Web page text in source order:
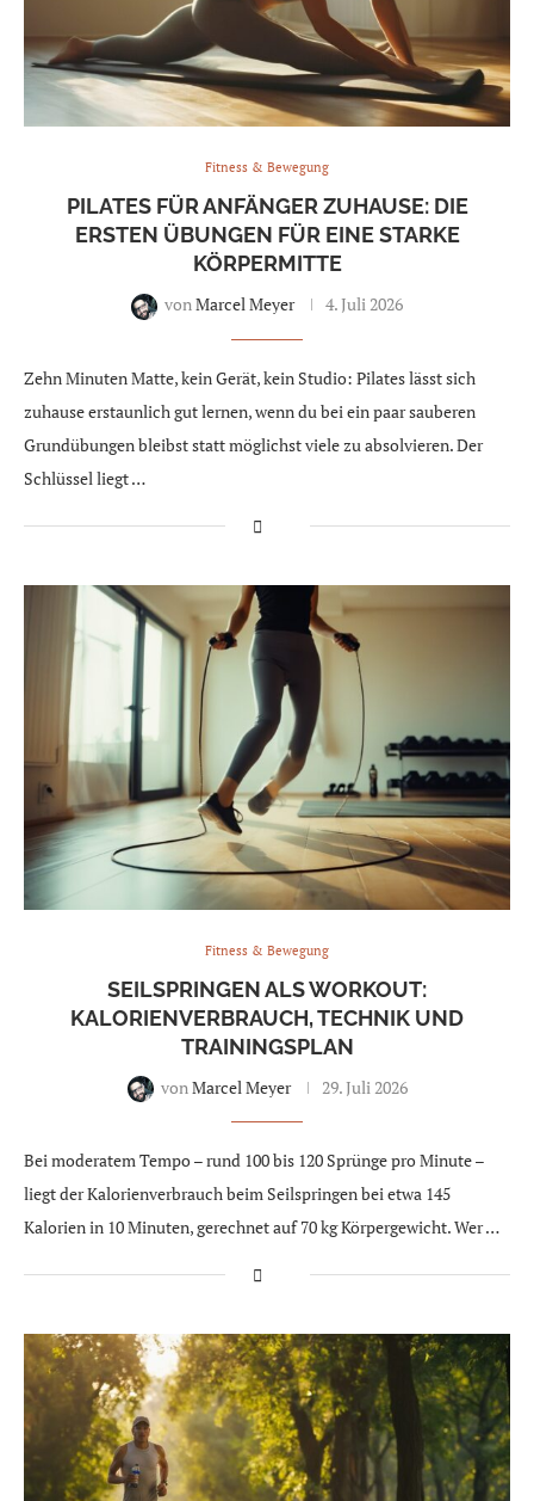
Fitness & Bewegung
PILATES FÜR ANFÄNGER ZUHAUSE: DIE
ERSTEN ÜBUNGEN FÜR EINE STARKE
KÖRPERMITTE
vonMarcel Meyer 4. Juli 2026
Zehn Minuten Matte, kein Gerät, kein Studio: Pilates lässt sich
zuhause erstaunlich gut lernen, wenn du bei ein paar sauberen
Grundübungen bleibst statt möglichst viele zu absolvieren. Der
Schlüssel liegt …
Fitness & Bewegung
SEILSPRINGEN ALS WORKOUT:
KALORIENVERBRAUCH, TECHNIK UND
TRAININGSPLAN
von Marcel Meyer 29. Juli 2026
Bei moderatem Tempo – rund 100 bis 120 Sprünge pro Minute –
liegt der Kalorienverbrauch beim Seilspringen bei etwa 145
Kalorien in 10 Minuten, gerechnet auf 70 kg Körpergewicht. Wer …